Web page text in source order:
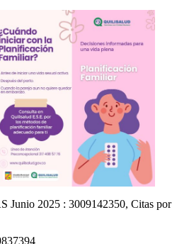
Junio 2025 : 3009142350, Citas por